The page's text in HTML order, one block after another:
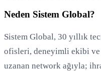
Neden Sistem Global?
Sistem Global, 30 yıllık
ofisleri, deneyimli ekibi ve
uzanan network ağıyla;